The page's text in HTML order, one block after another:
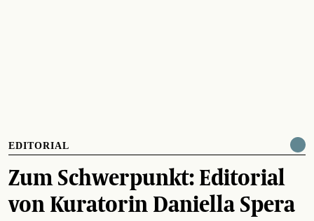
EDITORIAL
Zum Schwerpunkt: Editorial
von Kuratorin Daniella Spera